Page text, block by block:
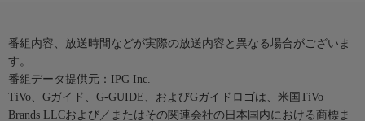
番組内容、放送時間などが実際の放送内容と異なる場合がございま
す。
番組データ提供元：IPG Inc.
TiVo、Gガイド、G-GUIDE、およびGガイドロゴは、米国TiVo
Brands LLCおよび／またはその関連会社の日本国内における商標ま